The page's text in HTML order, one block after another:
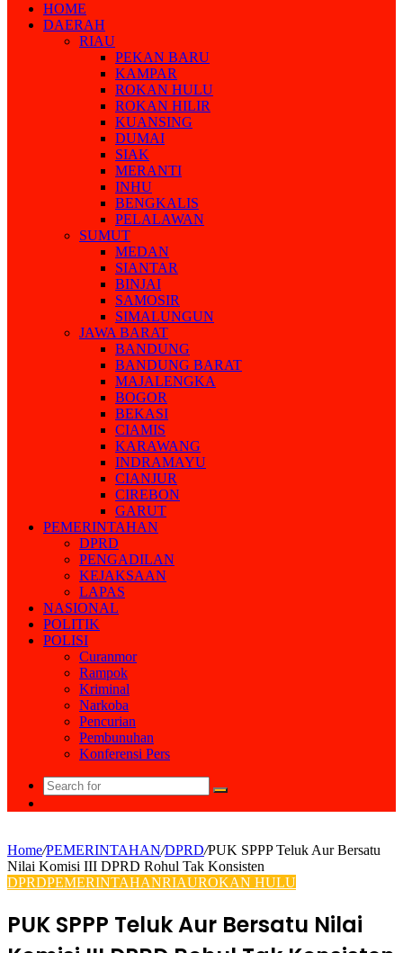
HOME
DAERAH
RIAU
PEKAN BARU
KAMPAR
ROKAN HULU
ROKAN HILIR
KUANSING
DUMAI
SIAK
MERANTI
INHU
BENGKALIS
PELALAWAN
SUMUT
MEDAN
SIANTAR
BINJAI
SAMOSIR
SIMALUNGUN
JAWA BARAT
BANDUNG
BANDUNG BARAT
MAJALENGKA
BOGOR
BEKASI
CIAMIS
KARAWANG
INDRAMAYU
CIANJUR
CIREBON
GARUT
PEMERINTAHAN
DPRD
PENGADILAN
KEJAKSAAN
LAPAS
NASIONAL
POLITIK
POLISI
Curanmor
Rampok
Kriminal
Narkoba
Pencurian
Pembunuhan
Konferensi Pers
Search
for
Home/PEMERINTAHAN/DPRD/PUK SPPP Teluk Aur Bersatu
Nilai Komisi III DPRD Rohul Tak Konsisten
DPRDPEMERINTAHANRIAUROKAN HULU
PUK SPPP Teluk Aur Bersatu Nilai